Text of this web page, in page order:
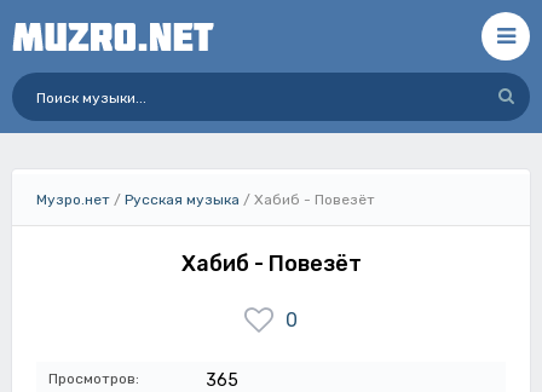
Музро.нет / Русская музыка / Хабиб - Повезёт
Хабиб - Повезёт
0
Просмотров: 365